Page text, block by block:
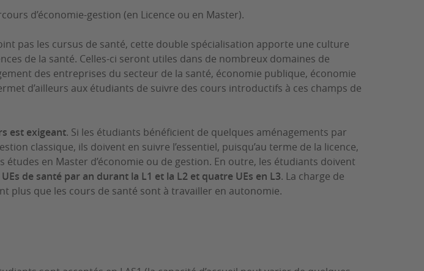
d’économie-gestion (en Licence ou en Master).
pas les cursus de santé, cette double spécialisation apporte une culture
de la santé. Celles-ci seront utiles dans de nombreux domaines de
des entreprises du secteur de la santé, économie publique, économie
d’ailleurs aux étudiants de suivre des cours introductifs à ces champs de
est exigeant. Si les étudiants bénéficient de quelques aménagements par
classique, ils doivent en suivre l’essentiel, puisqu’au terme de la licence,
en Master d’économie ou de gestion. En outre, les étudiants doivent
de santé par an durant la L1 et la L2 et quatre UEs en L3. La charge de
plus que les cours de santé sont à travailler en autonomie.